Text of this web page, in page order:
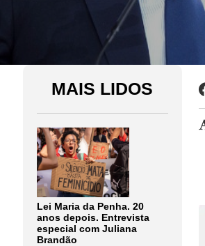
MAIS LIDOS
Lei Maria da Penha. 20
anos depois. Entrevista
especial com Juliana
Brandão